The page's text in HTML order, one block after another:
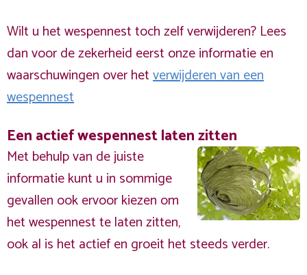
Wilt u het wespennest toch zelf verwijderen? Lees
dan voor de zekerheid eerst onze informatie en
waarschuwingen over hetverwijderen van een
wespennest
Een actief wespennest laten zitten
Met behulp van de juiste
informatie kunt u in sommige
gevallen ook ervoor kiezen om
het wespennest te laten zitten,
ook al is het actief en groeit het steeds verder.